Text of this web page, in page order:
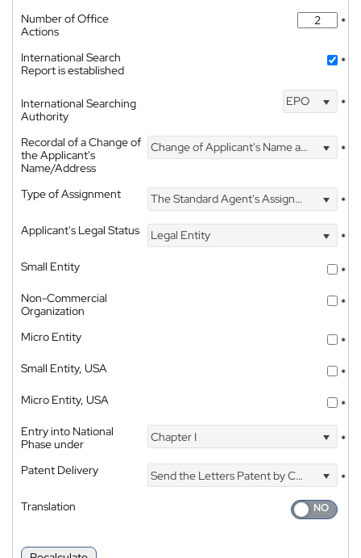
Number of Office
Actions
*
International Search
Report is established
*
International Searching
Authority
EPO *
Recordal of a Change of
the Applicant's
Name/Address
Change of Applicant's Name and Address *
Type of Assignment The Standard Agent's Assignment
*
Applicant's Legal Status
Legal Entity
*
Small Entity
*
Non-Commercial
Organization
*
Micro Entity
*
Small Entity, USA
*
Micro Entity, USA
*
Entry into National
Phase under
Chapter I *
Patent Delivery Send the Letters Patent by Courier
*
Translation